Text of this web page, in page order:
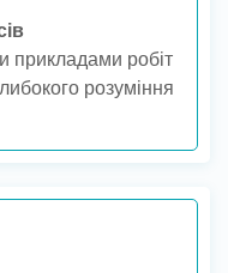
прикладами робіт
розуміння